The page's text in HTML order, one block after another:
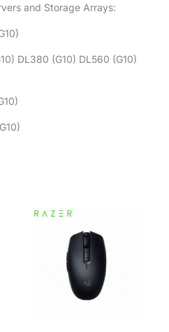
and Storage Arrays:
DL380 (G10) DL560 (G10)